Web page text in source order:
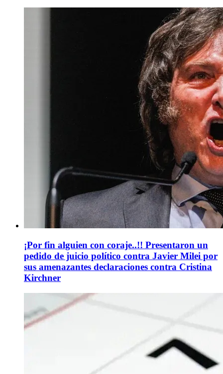
¡Por fin alguien con coraje..!! Presentaron un
pedido de juicio político contra Javier Milei por
sus amenazantes declaraciones contra Cristina
Kirchner